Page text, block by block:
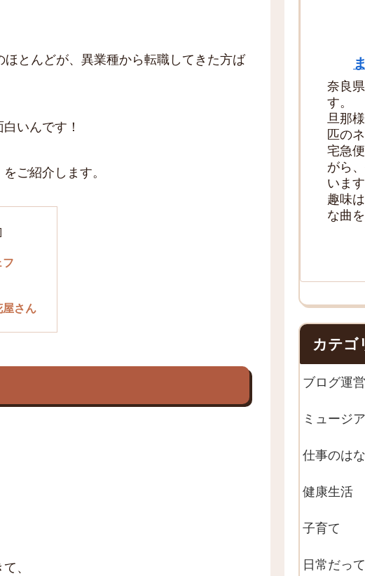
とんどが、異業種から転職してきた方ば
いんです！
ご紹介します。
フ
さん
、
奈良
す。
旦那
匹の
宅急
がら
います
趣味
な曲
カテゴ
ブログ運営
ミュージ
仕事のは
健康生活
子育て
日常だっ